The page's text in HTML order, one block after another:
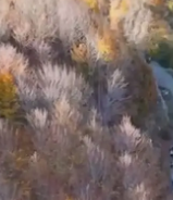
Isparta
Mersin
İstanbul
İzmir